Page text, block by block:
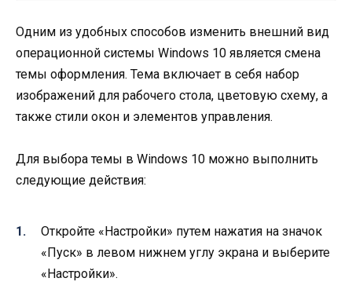
Одним из удобных способов изменить внешний вид
операционной системы Windows 10 является смена
темы оформления. Тема включает в себя набор
изображений для рабочего стола, цветовую схему, а
также стили окон и элементов управления.
Для выбора темы в Windows 10 можно выполнить
следующие действия:
Откройте «Настройки» путем нажатия на значок
«Пуск» в левом нижнем углу экрана и выберите
«Настройки».